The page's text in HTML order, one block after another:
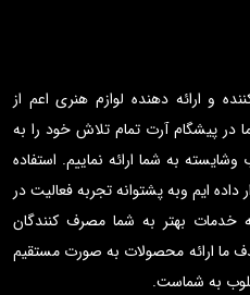
و ارائه دهنده لوازم هنری اعم از
در پیشگام آرت تمام تلاش خود را به
به شما ارائه نماییم. استفاده
داده ایم وبه پشتوانه تجربه فعالیت در
خدمات بهتر به شما مصرف کنندگان
هدف ما ارائه محصولات به صورت مستقیم
به شماست.